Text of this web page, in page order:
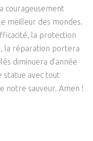
courageusement
meilleur des mondes.
la protection
la réparation portera
diminuera d’année
statue avec tout
notre sauveur. Amen !